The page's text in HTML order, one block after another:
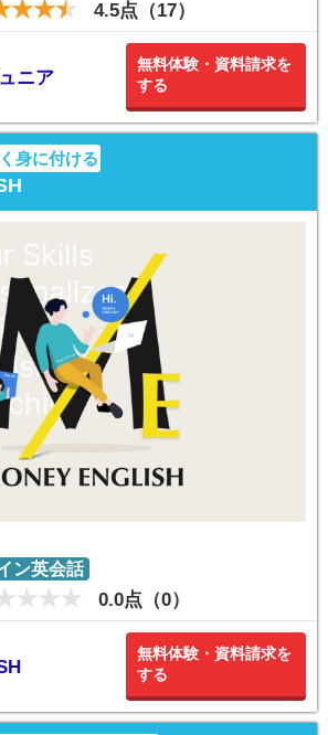
4.5点（17）
ニア
無料体験・資料請求を
する
身に付ける
ン英会話
0.0点（0）
無料体験・資料請求を
する